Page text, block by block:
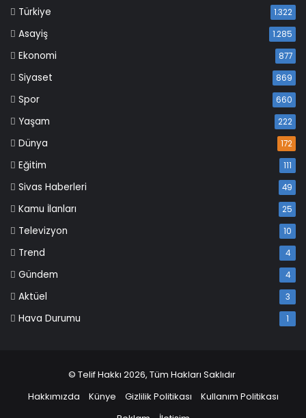
Türkiye 1.322
Asayiş 1.285
Ekonomi 877
Siyaset 869
Spor 660
Yaşam 222
Dünya 172
Eğitim 111
Sivas Haberleri 49
Kamu İlanları 25
Televizyon 10
Trend 4
Gündem 4
Aktüel 3
Hava Durumu 1
© Telif Hakkı 2026, Tüm Hakları Saklıdır
Hakkımızda
Künye Gizlilik Politikası
Kullanım Politikası